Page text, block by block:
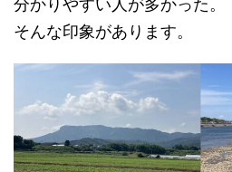
分かりやすい人が多かった。
そんな印象があります。